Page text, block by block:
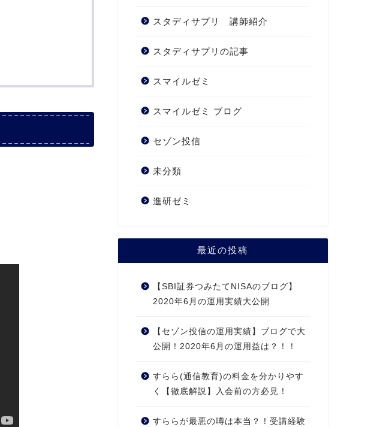
スタディサプリ 講師紹介
スタディサプリの記事
スマイルゼミ
スマイルゼミ ブログ
セゾン投信
未分類
進研ゼミ
最近の投稿
【SBI証券つみたてNISAのブログ】
2020年6月の運用実績大公開
【セゾン投信の運用実績】ブログで大
公開！2020年6月の運用益は？！！
すらら(通信教育)の料金を分かりやす
く【徹底解説】入会前の方必見！
すららが最悪の噂は本当？！受講経験